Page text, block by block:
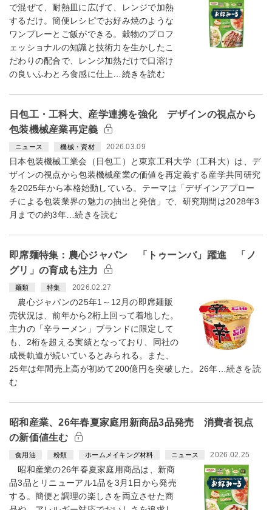
で混ぜて、耐熱皿に広げて、レンジで加熱
するだけ。簡便レシピでお好み焼のような
ワンプレーとご飯ができる。穀物のプロフ
ェッショナルの知識と技術力を生かしたこ
だわりの配合で、レンジ加熱だけで口溶け
の良いふわとろ食感に仕上…続きを読む
日包工・工科大、産学連携を強化 デザインの視点から
包装機械産業再定義
ニュース 機械・資材 2026.03.09
日本包装機械工業会（日包工）と東京工科大学（工科大）は、デ
ザインの視点から包装機械産業の価値を再定義する産学共同研究
を2025年から本格始動している。テーマは「デザインアプロー
チによる包装業界の魅力の抽出と発信」で、研究期間は2028年3
月までの約3年…続きを読む
即席麺特集：農心ジャパン 「トゥーンバ」躍進 「ノ
グリ」の育成も注力
麺類 特集 2026.02.27
農心ジャパンの25年1～12月の即席麺販
売状況は、前年から2桁上回って着地した。
主力の「辛ラーメン」ブランドに限定して
も、2桁を超える実績となっており、同社の
成長軌道が続いているとみられる。また、
25年は年間売上高が初めて200億円を突破した。26年…続きを読
む
昭和産業、26年春夏家庭用新商品3品発売 消費者視点
の新価値生む
食用油 粉類 ホームメイキング材料 ニュース 2026.02.25
昭和産業の26年春夏家庭用商品は、新商
品3品とリニューアル1品を3月1日から発売
する。簡便と調理の楽しさを両立させた商